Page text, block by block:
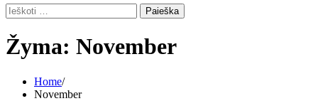
Ieškoti:
Žyma: November
Home
November